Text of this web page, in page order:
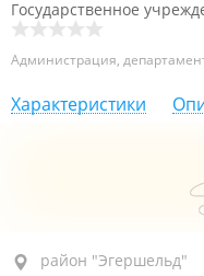
Государственное
Администрация,
Характеристики
район "Эгершельд",
район "Эгершельд"